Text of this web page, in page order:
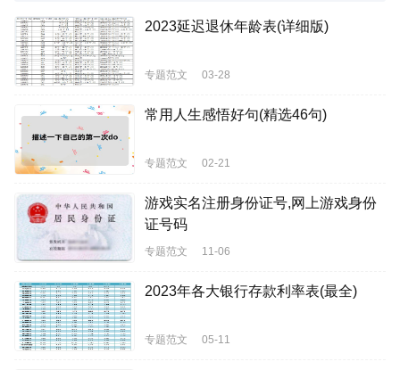
2023延迟退休年龄表(详细版)
专题范文 03-28
常用人生感悟好句(精选46句)
专题范文 02-21
游戏实名注册身份证号,网上游戏身份
证号码
专题范文 11-06
2023年各大银行存款利率表(最全)
专题范文 05-11